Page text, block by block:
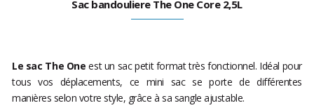
Sac bandouliere The One Core 2,5L
Le sac The One est un sac petit format très fonctionnel. Idéal pour
tous vos déplacements, ce mini sac se porte de différentes
manières selon votre style, grâce à sa sangle ajustable.